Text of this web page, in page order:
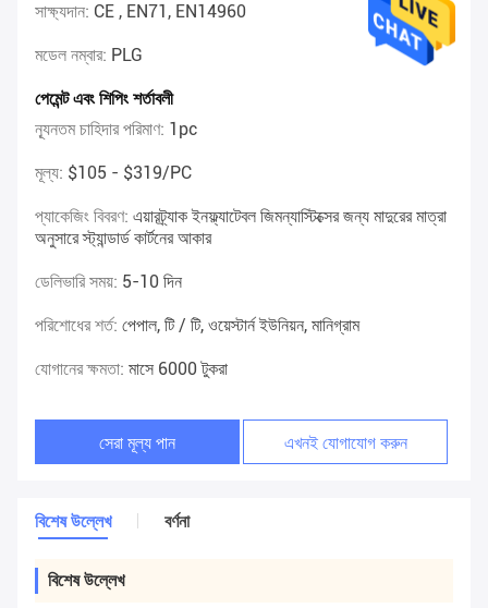
সাক্ষ্যদান: CE , EN71, EN14960
মডেল নম্বার: PLG
পেমেন্ট এবং শিপিং শর্তাবলী
ন্যূনতম চাহিদার পরিমাণ: 1pc
মূল্য: $105 - $319/PC
প্যাকেজিং বিবরণ: এয়ারট্র্যাক ইনফ্ল্যাটেবল জিমন্যাস্টিক্সের জন্য মাদুরের মাত্রা
অনুসারে স্ট্যান্ডার্ড কার্টনের আকার
ডেলিভারি সময়: 5-10 দিন
পরিশোধের শর্ত: পেপাল, টি / টি, ওয়েস্টার্ন ইউনিয়ন, মানিগ্রাম
যোগানের ক্ষমতা: মাসে 6000 টুকরা
সেরা মূল্য পান এখনই যোগাযোগ করুন
বিশেষ উল্লেখ বর্ণনা
বিশেষ উল্লেখ